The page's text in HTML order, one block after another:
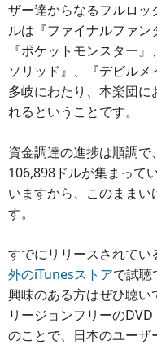
ザー達からなるフルロッ
ルは『ファイナルファン
『ポケットモンスター
ソリッド』、『デビル
多岐にわたり、本楽団に
れるということです。
資金調達の進捗は順調
106,898ドルが集まって
いますから、このまま
す。
すでにリリースされて
外のiTunesストアで試聴
興味のある方はぜひ聴
リージョンフリーの
のことで、日本のユー